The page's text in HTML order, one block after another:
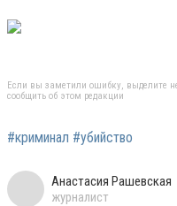
Если вы заметили ошибку, выделите
сообщить об этом редакции
#криминал #убийство
Анастасия Рашевская
журналист